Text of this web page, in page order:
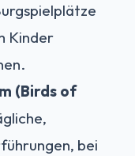
Kinder
(Birds of
bei